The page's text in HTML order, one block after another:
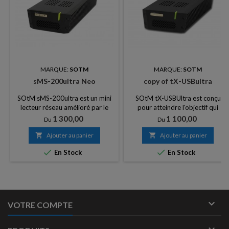
MARQUE: SOTM
sMS-200ultra Neo
SOtM sMS-200ultra est un mini
lecteur réseau amélioré par le
module de super horloge appelé
sCLK-EX, il est pour les meilleures
performances sonores dans la
gamme de prix des produits, en
supprimant toutes les
Du Prix
1 300,00
 Ajouter au panier
 En Stock
MARQUE: SOTM
copy of tX-USBultra
SOtM tX-USBUltra est conçu
pour atteindre l'objectif qui
améliore la qualité sonore. Il
fonctionne comme un
concentrateur USB en recevant
et en distribuant des signaux
audio USB. Il régénère le signal
Du Prix
1 100,00
 Ajouter au panier
 En Stock
VOTRE COMPTE 